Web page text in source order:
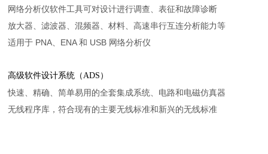
网络分析仪软件工具可对设计进行调查、表征和故障诊断
放大器、滤波器、混频器、材料、高速串行互连分析能力等
适用于 PNA、ENA 和 USB 网络分析仪
高级软件设计系统（ADS）
快速、精确、简单易用的全套集成系统、电路和电磁仿真器
无线程序库，符合现有的主要无线标准和新兴的无线标准